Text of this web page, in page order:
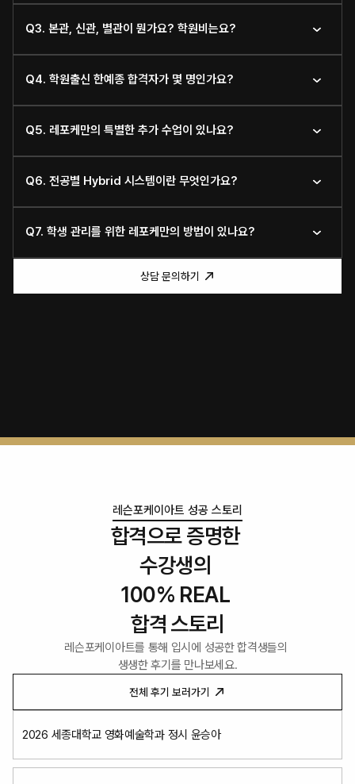
Q3. 본관, 신관, 별관이 뭔가요? 학원비는요?
Q4. 학원출신 한예종 합격자가 몇 명인가요?
Q5. 레포케만의 특별한 추가 수업이 있나요?
Q6. 전공별 Hybrid 시스템이란 무엇인가요?
Q7. 학생 관리를 위한 레포케만의 방법이 있나요?
상담 문의하기
레슨포케이아트 성공 스토리
합격으로 증명한
수강생의
100% REAL
합격 스토리
레슨포케이아트를 통해 입시에 성공한 합격생들의
생생한 후기를 만나보세요.
전체 후기 보러가기
2026 세종대학교 영화예술학과 정시 윤승아